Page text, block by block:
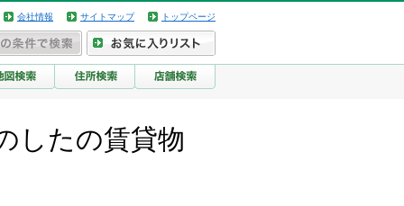
会社情報 サイトマップ トップページ
したの賃貸物